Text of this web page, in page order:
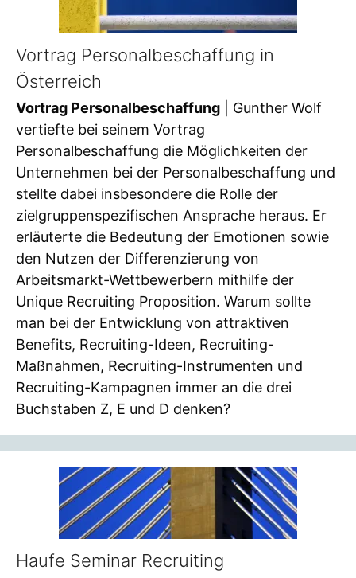
Vortrag Personalbeschaffung in
Österreich
Vortrag Personalbeschaffung | Gunther Wolf
vertiefte bei seinem Vortrag
Personalbeschaffung die Möglichkeiten der
Unternehmen bei der Personalbeschaffung und
stellte dabei insbesondere die Rolle der
zielgruppenspezifischen Ansprache heraus. Er
erläuterte die Bedeutung der Emotionen sowie
den Nutzen der Differenzierung von
Arbeitsmarkt-Wettbewerbern mithilfe der
Unique Recruiting Proposition. Warum sollte
man bei der Entwicklung von attraktiven
Benefits, Recruiting-Ideen, Recruiting-
Maßnahmen, Recruiting-Instrumenten und
Recruiting-Kampagnen immer an die drei
Buchstaben Z, E und D denken?
Haufe Seminar Recruiting